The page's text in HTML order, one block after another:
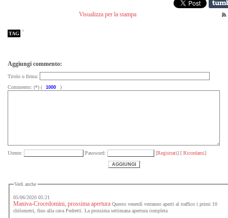
Visualizza per la stampa
TAG
Aggiungi commento:
Titolo o firma:
Commento: (*) (
)
Utente: Password: [Registrati] [ Ricordami]
Vedi anche
05/06/2020 05:21
Maniva-Crocedomini, prossima apertura Questo venerdì verranno aperti al traffico i primi 10
chilometri, fino alla cava Pedretti. La prossima settimana apertura completa